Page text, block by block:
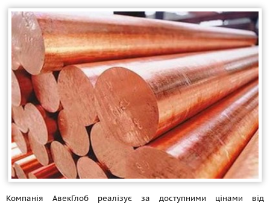
Компанія АвекГлоб реалізує за доступними цінами від